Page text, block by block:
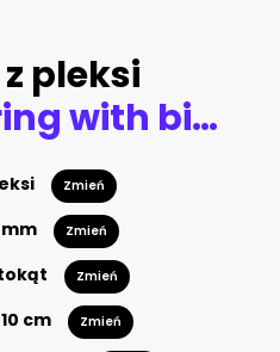
pleksi
Hand lettering with bible verse Desire spiritual gifts on blue background.
Zmień
mm Zmień
Zmień
cm Zmień